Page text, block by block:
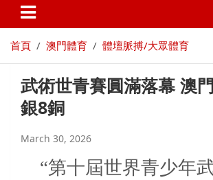
首頁 澳門體育 體壇脈搏/大眾體育
武術世青賽圓滿落幕 澳
銀8銅
March 30, 2026
“第十屆世界青少年